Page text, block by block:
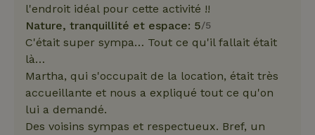
l'endroit idéal pour cette activité !!
Nature, tranquillité et espace: 5/5
C'était super sympa… Tout ce qu'il fallait était
là…
Martha, qui s'occupait de la location, était très
accueillante et nous a expliqué tout ce qu'on
lui a demandé.
Des voisins sympas et respectueux. Bref, un